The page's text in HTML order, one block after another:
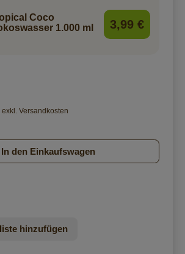
Coco
1.000 ml
3,99 €
exkl. Versandkosten
In den Einkaufswagen
hinzufügen